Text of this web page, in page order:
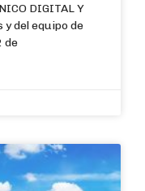
DIGITAL Y
y del equipo de
de